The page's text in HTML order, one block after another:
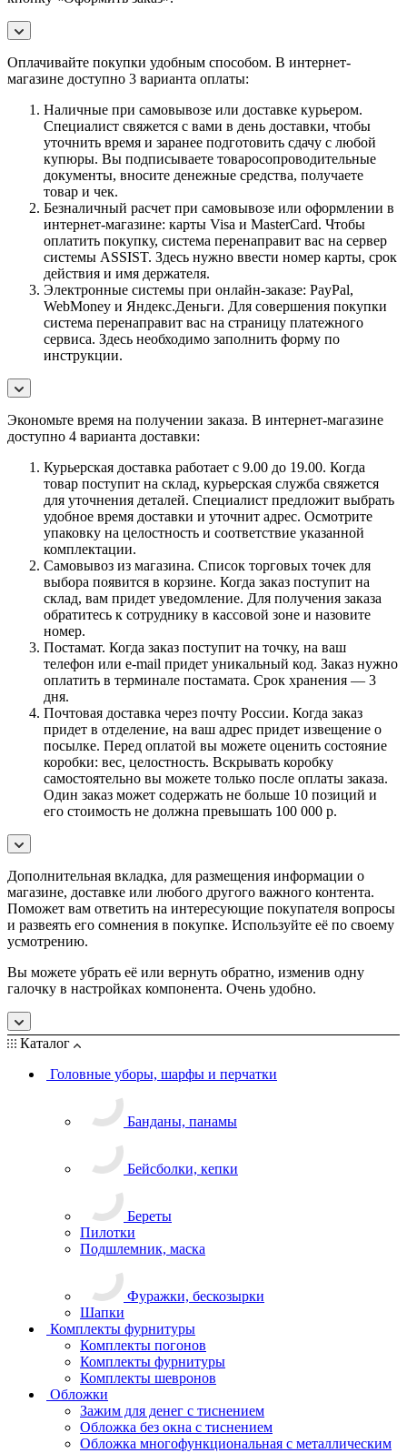
Оплачивайте покупки удобным способом. В интернет-
магазине доступно 3 варианта оплаты:
Наличные при самовывозе или доставке курьером.
Специалист свяжется с вами в день доставки, чтобы
уточнить время и заранее подготовить сдачу с любой
купюры. Вы подписываете товаросопроводительные
документы, вносите денежные средства, получаете
товар и чек.
Безналичный расчет при самовывозе или оформлении в
интернет-магазине: карты Visa и MasterCard. Чтобы
оплатить покупку, система перенаправит вас на сервер
системы ASSIST. Здесь нужно ввести номер карты, срок
действия и имя держателя.
Электронные системы при онлайн-заказе: PayPal,
WebMoney и Яндекс.Деньги. Для совершения покупки
система перенаправит вас на страницу платежного
сервиса. Здесь необходимо заполнить форму по
инструкции.
Экономьте время на получении заказа. В интернет-магазине
доступно 4 варианта доставки:
Курьерская доставка работает с 9.00 до 19.00. Когда
товар поступит на склад, курьерская служба свяжется
для уточнения деталей. Специалист предложит выбрать
удобное время доставки и уточнит адрес. Осмотрите
упаковку на целостность и соответствие указанной
комплектации.
Самовывоз из магазина. Список торговых точек для
выбора появится в корзине. Когда заказ поступит на
склад, вам придет уведомление. Для получения заказа
обратитесь к сотруднику в кассовой зоне и назовите
номер.
Постамат. Когда заказ поступит на точку, на ваш
телефон или e-mail придет уникальный код. Заказ нужно
оплатить в терминале постамата. Срок хранения — 3
дня.
Почтовая доставка через почту России. Когда заказ
придет в отделение, на ваш адрес придет извещение о
посылке. Перед оплатой вы можете оценить состояние
коробки: вес, целостность. Вскрывать коробку
самостоятельно вы можете только после оплаты заказа.
Один заказ может содержать не больше 10 позиций и
его стоимость не должна превышать 100 000 р.
Дополнительная вкладка, для размещения информации о
магазине, доставке или любого другого важного контента.
Поможет вам ответить на интересующие покупателя вопросы
и развеять его сомнения в покупке. Используйте её по своему
усмотрению.
Вы можете убрать её или вернуть обратно, изменив одну
галочку в настройках компонента. Очень удобно.
Каталог
Головные уборы, шарфы и перчатки
Банданы, панамы
Бейсболки, кепки
Береты
Пилотки
Подшлемник, маска
Фуражки, бескозырки
Шапки
Комплекты фурнитуры
Комплекты погонов
Комплекты фурнитуры
Комплекты шевронов
Обложки
Зажим для денег с тиснением
Обложка без окна с тиснением
Обложка многофункциональная с металлическим